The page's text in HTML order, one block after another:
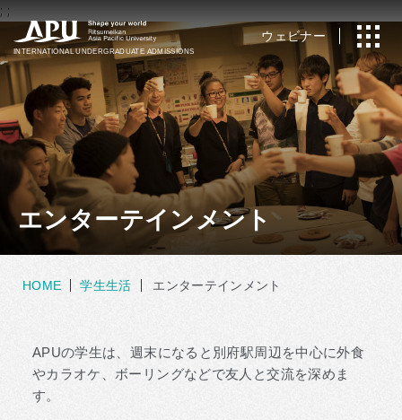
; ;
INTERNATIONAL UNDERGRADUATE ADMISSIONS
ウェビナー
エンターテインメント
HOME 学生生活 エンターテインメント
APUの学生は、週末になると別府駅周辺を中心に外食
やカラオケ、ボーリングなどで友人と交流を深めま
す。